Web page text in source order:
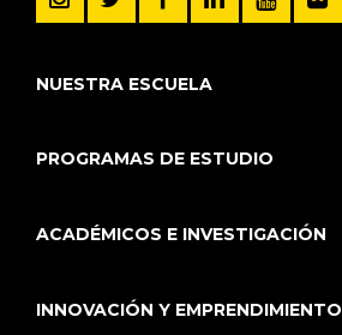
NUESTRA ESCUELA
PROGRAMAS DE ESTUDIO
ACADÉMICOS E INVESTIGACIÓN
INNOVACIÓN Y EMPRENDIMIENTO